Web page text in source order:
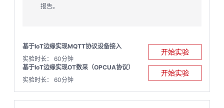
报告。
基于IoT边缘实现MQTT协议设备接入
实验时长： 60分钟
开始实验
基于IoT边缘实现OT数采（OPCUA协议）
实验时长： 60分钟
开始实验